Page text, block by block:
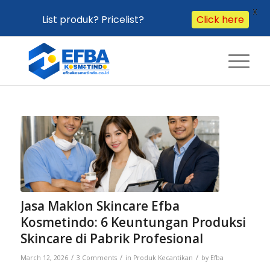
Jasa Maklon Skincare Efba
Kosmetindo: 6 Keuntungan Produksi
Skincare di Pabrik Profesional
March 12, 2026 / 3 Comments / in Produk Kecantikan / by Efba
List produk? Pricelist? Click here
X